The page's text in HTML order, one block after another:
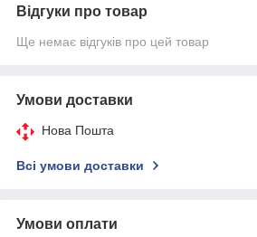
Відгуки про товар
Ще немає відгуків про цей товар
Умови доставки
Нова Пошта
Всі умови доставки
Умови оплати